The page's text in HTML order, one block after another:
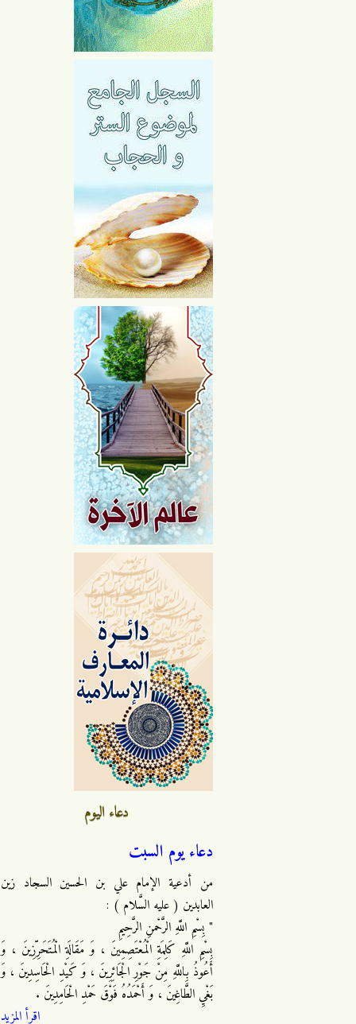
دعاء اليوم
دعاء يوم السبت
من أدعية الإمام علي بن الحسين السجاد زين
العابدين ( عليه السَّلام ) :
" بِسْمِ اللَّهِ الرَّحْمنِ الرَّحِيمِ
بِسْمِ اللَّهِ كَلِمَةِ الْمُعْتَصِمِينَ ، وَ مَقَالَةِ الْمُتَحَرِّزِينَ ، وَ
أَعُوذُ بِاللَّهِ مِنْ جَوْرِ الْجَائِرِينَ ، وَ كَيْدِ الْحَاسِدِينَ ، وَ
بَغْيِ الطَّاغِينَ ، وَ أَحْمَدُهُ فَوْقَ حَمْدِ الْحَامِدِينَ .
اقرأ المزيد